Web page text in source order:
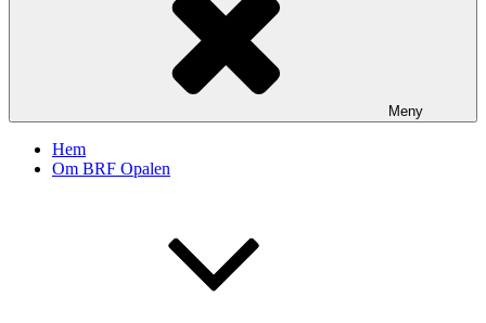
Meny
Hem
Om BRF Opalen